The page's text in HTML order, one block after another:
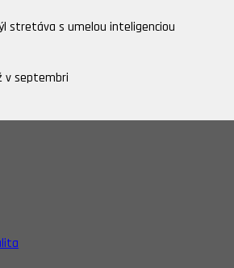
stretáva s umelou inteligenciou
v septembri